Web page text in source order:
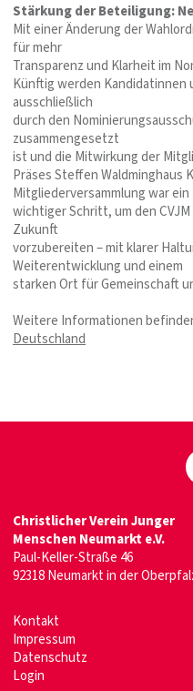
Stärkung der Beteiligung:
Mit einer Änderung der
für mehr
Transparenz und Klarheit im
Künftig werden Kandidatinnen
ausschließlich
durch den
zusammengesetzt
ist und die Mitwirkung der
Präses Steffen Waldminghaus
Mitgliederversammlung war ein
wichtiger Schritt, um den
Zukunft
vorzubereiten – mit klarer
Weiterentwicklung und einem
starken Ort für Gemeinschaft
Weitere Informationen
Deutschland
Christlicher Verein Junger
Menschen Neumarkt e.V.
Paul-Keller-Straße 46
92318 Neumarkt in der
Kontakt
Impressum
Datenschutz
Login